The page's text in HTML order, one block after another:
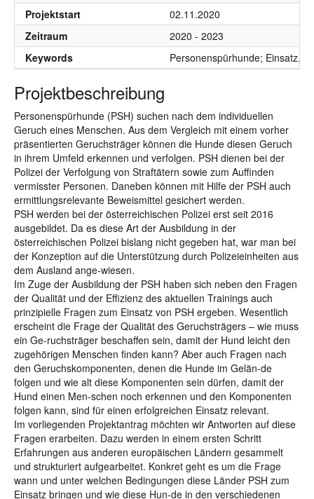
Projektstart
02.11.2020
Zeitraum
2020 - 2023
Keywords
Personenspürhunde; Einsatz,
Projektbeschreibung
Personenspürhunde (PSH) suchen nach dem individuellen
Geruch eines Menschen. Aus dem Vergleich mit einem vorher
präsentierten Geruchsträger können die Hunde diesen Geruch
in ihrem Umfeld erkennen und verfolgen. PSH dienen bei der
Polizei der Verfolgung von Straftätern sowie zum Auffinden
vermisster Personen. Daneben können mit Hilfe der PSH auch
ermittlungsrelevante Beweismittel gesichert werden.
PSH werden bei der österreichischen Polizei erst seit 2016
ausgebildet. Da es diese Art der Ausbildung in der
österreichischen Polizei bislang nicht gegeben hat, war man bei
der Konzeption auf die Unterstützung durch Polizeieinheiten aus
dem Ausland ange-wiesen.
Im Zuge der Ausbildung der PSH haben sich neben den Fragen
der Qualität und der Effizienz des aktuellen Trainings auch
prinzipielle Fragen zum Einsatz von PSH ergeben. Wesentlich
erscheint die Frage der Qualität des Geruchsträgers – wie muss
ein Ge-ruchsträger beschaffen sein, damit der Hund leicht den
zugehörigen Menschen finden kann? Aber auch Fragen nach
den Geruchskomponenten, denen die Hunde im Gelän-de
folgen und wie alt diese Komponenten sein dürfen, damit der
Hund einen Men-schen noch erkennen und den Komponenten
folgen kann, sind für einen erfolgreichen Einsatz relevant.
Im vorliegenden Projektantrag möchten wir Antworten auf diese
Fragen erarbeiten. Dazu werden in einem ersten Schritt
Erfahrungen aus anderen europäischen Ländern gesammelt
und strukturiert aufgearbeitet. Konkret geht es um die Frage
wann und unter welchen Bedingungen diese Länder PSH zum
Einsatz bringen und wie diese Hun-de in den verschiedenen